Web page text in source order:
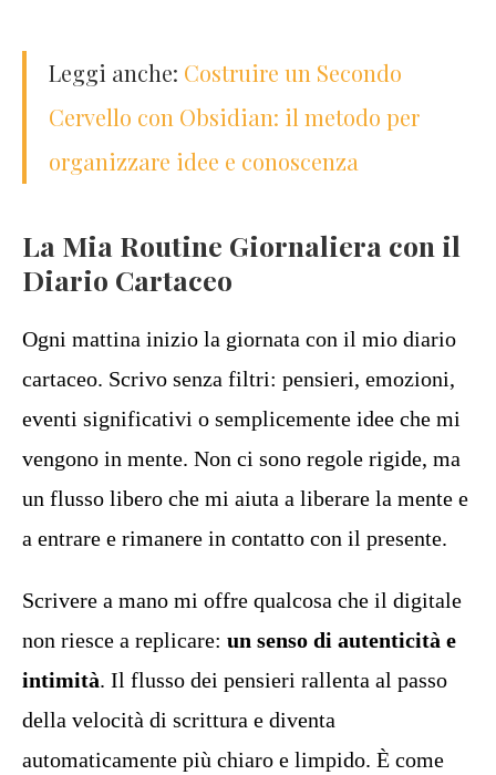
Leggi anche: Costruire un Secondo
Cervello con Obsidian: il metodo per
organizzare idee e conoscenza
La Mia Routine Giornaliera con il
Diario Cartaceo
Ogni mattina inizio la giornata con il mio diario
cartaceo. Scrivo senza filtri: pensieri, emozioni,
eventi significativi o semplicemente idee che mi
vengono in mente. Non ci sono regole rigide, ma
un flusso libero che mi aiuta a liberare la mente e
a entrare e rimanere in contatto con il presente.
Scrivere a mano mi offre qualcosa che il digitale
non riesce a replicare: un senso di autenticità e
intimità. Il flusso dei pensieri rallenta al passo
della velocità di scrittura e diventa
automaticamente più chiaro e limpido. È come